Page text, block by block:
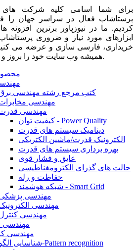
برای شما اسامی کلیه شرکت های
پرستاشاپ فعال در سراسر جهان را
کردیم. ما در نیوزپاور برترین افزونه
ابزارهای مورد نیاز و ضروری
خریداری، فارسی سازی و عرضه می کنیم.
همیشه وب سایت خود را بروز و پویا نگه دارید.
کتب مرجع رشته مهندسی
مهندسی
مهندسی
کیفیت توان - Power Quality
دینامیک سیستم های قدرت
الکترونیک قدرت/ماشین الکتریکی
بهره برداری سیستم های قدرت
عایق و فشار قوی
حالت های گذرای الکترومغناطیسی
حفاظت و رله
شبکه هوشمند - Smart Grid
مهندسی
مهندسی
مهندسی
مهندسی
مهندسی
شناسایی الگو-Pattern recognition